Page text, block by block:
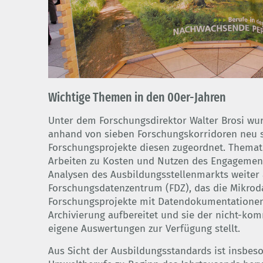
© BIBB
Wichtige Themen in den 00er-Jahren
Unter dem Forschungsdirektor Walter Brosi
anhand von sieben Forschungskorridoren
Forschungsprojekte diesen zugeordnet.
Arbeiten zu Kosten und Nutzen des
Analysen des Ausbildungsstellenmarkts weiter
Forschungsdatenzentrum (FDZ), das die
Forschungsprojekte mit
Archivierung aufbereitet und sie der nicht-
eigene Auswertungen zur Verfügung stellt.
Aus Sicht der Ausbildungsstandards ist